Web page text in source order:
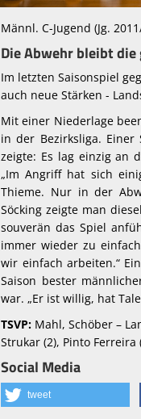
Männl. C-Jugend (Jg.
Die Abwehr bleibt
Im letzten Saisonspiel
auch neue Stärken -
Mit einer Niederlage
in der Bezirksliga.
zeigte: Es lag einzig an
„Im Angriff hat sich
Thieme. Nur in der
Söcking zeigte man
souverän das Spiel
immer wieder zu
wir einfach arbeiten.“
Saison bester
war. „Er ist willig, hat
TSVP: Mahl, Schöber –
Strukar (2), Pinto Ferreira
Social Media
tweet